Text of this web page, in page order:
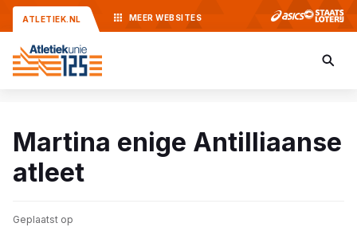
ATLETIEK.NL MEER WEBSITES
Martina enige Antilliaanse
atleet
Geplaatst op